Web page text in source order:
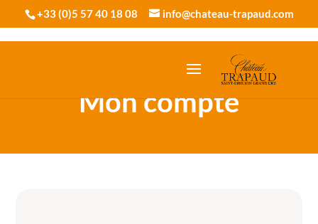
+33 (0)5 57 40 18 08 info@chateau-trapaud.com
Mon compte